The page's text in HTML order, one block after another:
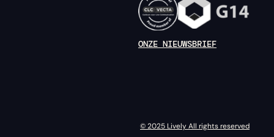
ONZE NIEUWSBRIEF
© 2025 Lively All rights reserved